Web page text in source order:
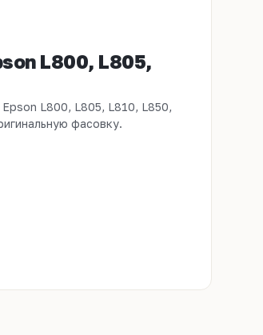
L800, L805,
L800, L805, L810, L850,
фасовку.